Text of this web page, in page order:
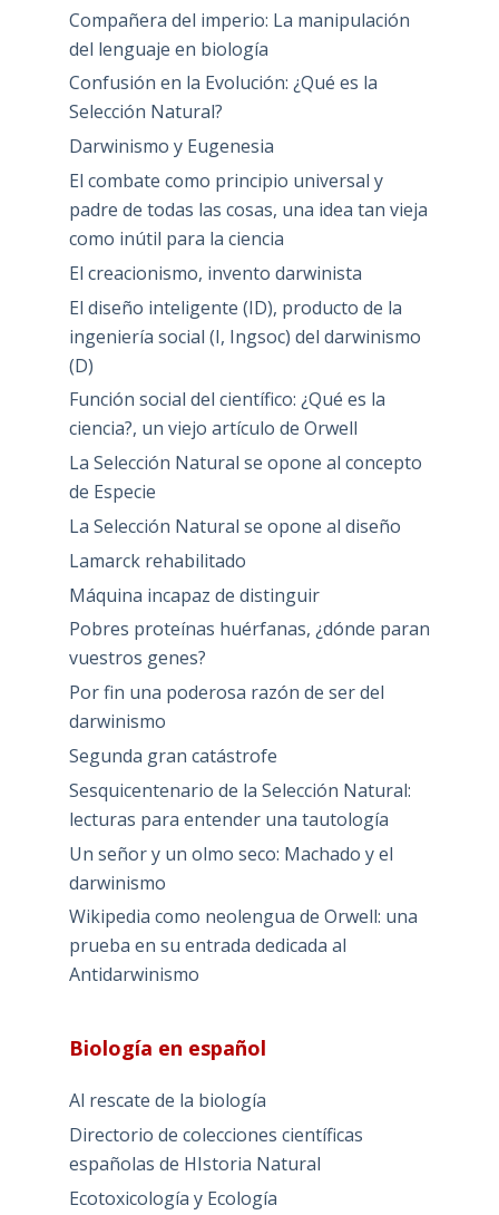
Compañera del imperio: La manipulación
del lenguaje en biología
Confusión en la Evolución: ¿Qué es la
Selección Natural?
Darwinismo y Eugenesia
El combate como principio universal y
padre de todas las cosas, una idea tan vieja
como inútil para la ciencia
El creacionismo, invento darwinista
El diseño inteligente (ID), producto de la
ingeniería social (I, Ingsoc) del darwinismo
(D)
Función social del científico: ¿Qué es la
ciencia?, un viejo artículo de Orwell
La Selección Natural se opone al concepto
de Especie
La Selección Natural se opone al diseño
Lamarck rehabilitado
Máquina incapaz de distinguir
Pobres proteínas huérfanas, ¿dónde paran
vuestros genes?
Por fin una poderosa razón de ser del
darwinismo
Segunda gran catástrofe
Sesquicentenario de la Selección Natural:
lecturas para entender una tautología
Un señor y un olmo seco: Machado y el
darwinismo
Wikipedia como neolengua de Orwell: una
prueba en su entrada dedicada al
Antidarwinismo
Biología en español
Al rescate de la biología
Directorio de colecciones científicas
españolas de HIstoria Natural
Ecotoxicología y Ecología